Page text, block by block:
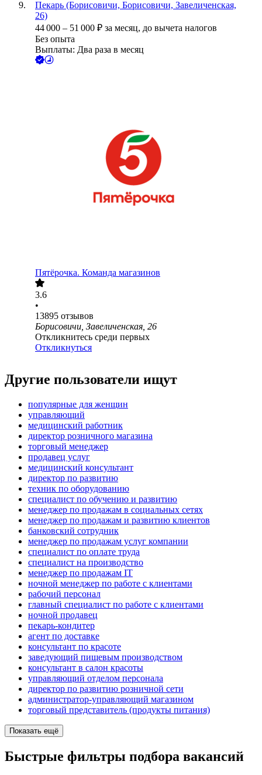
Пекарь (Борисовичи, Борисовичи, Завеличенская,
26)
44 000 – 51 000 ₽ за месяц, до вычета налогов
Без опыта
Выплаты: Два раза в месяц
Пятёрочка. Команда магазинов
3.6
•
13895 отзывов
Борисовичи, Завеличенская, 26
Откликнитесь среди первых
Откликнуться
Другие пользователи ищут
популярные для женщин
управляющий
медицинский работник
директор розничного магазина
торговый менеджер
продавец услуг
медицинский консультант
директор по развитию
техник по оборудованию
специалист по обучению и развитию
менеджер по продажам в социальных сетях
менеджер по продажам и развитию клиентов
банковский сотрудник
менеджер по продажам услуг компании
специалист по оплате труда
специалист на производство
менеджер по продажам IT
ночной менеджер по работе с клиентами
рабочий персонал
главный специалист по работе с клиентами
ночной продавец
пекарь-кондитер
агент по доставке
консультант по красоте
заведующий пищевым производством
консультант в салон красоты
управляющий отделом персонала
директор по развитию розничной сети
администратор-управляющий магазином
торговый представитель (продукты питания)
Показать ещё
Быстрые фильтры подбора вакансий